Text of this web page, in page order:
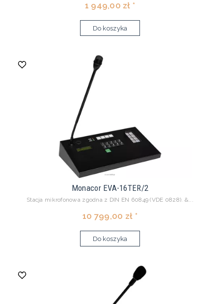
1 949,00 zł *
Do koszyka
Monacor EVA-16TER/2
Stacja mikrofonowa zgodna z DIN EN 60849 (VDE 0828). &...
10 799,00 zł *
Do koszyka